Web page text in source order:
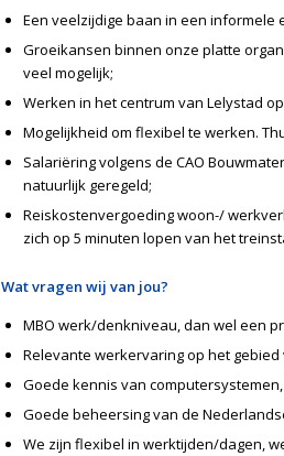
Een veelzijdige baan in een informele
Groeikansen binnen onze platte
veel mogelijk;
Werken in het centrum van Lelystad
Mogelijkheid om flexibel te werken.
Salariëring volgens de CAO
natuurlijk geregeld;
Reiskostenvergoeding woon-/
zich op 5 minuten lopen van het
Wat vragen wij van jou?
MBO werk/denkniveau, dan wel een
Relevante werkervaring op het
Goede kennis van
Goede beheersing van de
We zijn flexibel in werktijden/dagen,